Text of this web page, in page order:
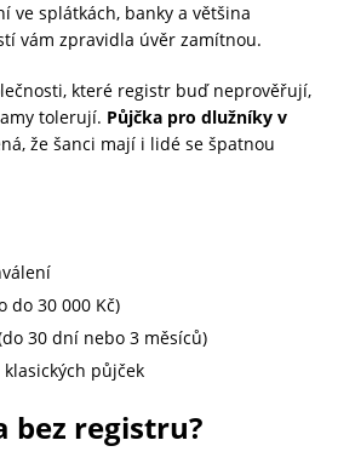
ve splátkách, banky a většina
vám zpravidla úvěr zamítnou.
které registr buď neprověřují,
tolerují. Půjčka pro dlužníky v
že šanci mají i lidé se špatnou
do 30 000 Kč)
30 dní nebo 3 měsíců)
půjček
bez registru?